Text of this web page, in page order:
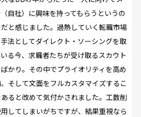
自社）に興味を持ってもらうというの
と感じました。過熱していく転職市場
法としてダイレクト・ソーシングを取
る今、求職者たちが受け取るスカウト
かり。その中でプライオリティを高め
そして文面をフルカスタマイズするこ
ると改めて気付かされました。工数削
してしまいがちですが、結果重視なら